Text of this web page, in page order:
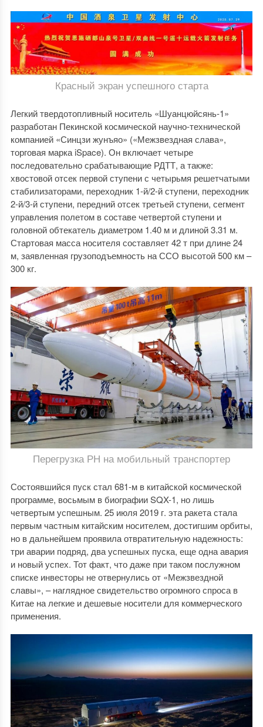
Красный экран успешного старта
Легкий твердотопливный носитель «Шуанцюйсянь-1»
разработан Пекинской космической научно-технической
компанией «Синцзи жунъяо» («Межзвездная слава»,
торговая марка iSpace). Он включает четыре
последовательно срабатывающие РДТТ, а также:
хвостовой отсек первой ступени с четырьмя решетчатыми
стабилизаторами, переходник 1-й/2-й ступени, переходник
2-й/3-й ступени, передний отсек третьей ступени, сегмент
управления полетом в составе четвертой ступени и
головной обтекатель диаметром 1.40 м и длиной 3.31 м.
Стартовая масса носителя составляет 42 т при длине 24
м, заявленная грузоподъемность на ССО высотой 500 км –
300 кг.
Перегрузка РН на мобильный транспортер
Состоявшийся пуск стал 681-м в китайской космической
программе, восьмым в биографии SQX-1, но лишь
четвертым успешным. 25 июля 2019 г. эта ракета стала
первым частным китайским носителем, достигшим орбиты,
но в дальнейшем проявила отвратительную надежность:
три аварии подряд, два успешных пуска, еще одна авария
и новый успех. Тот факт, что даже при таком послужном
списке инвесторы не отвернулись от «Межзвездной
славы», – наглядное свидетельство огромного спроса в
Китае на легкие и дешевые носители для коммерческого
применения.